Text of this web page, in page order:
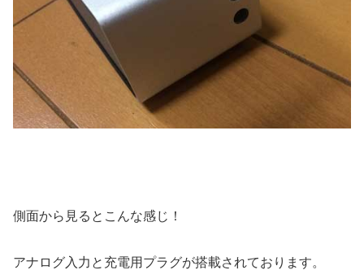
側面から見るとこんな感じ！
アナログ入力と充電用プラグが搭載されております。